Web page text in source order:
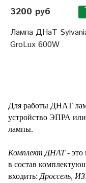
3200 руб
Лампа ДНаТ
GroLux 600W
Для работы ДНАТ
устройство ЭПРА
лампы.
Комплект ДНАТ - это
в состав
входить: Дроссель